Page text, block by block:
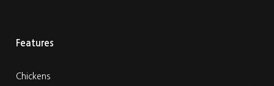
Features
Chickens